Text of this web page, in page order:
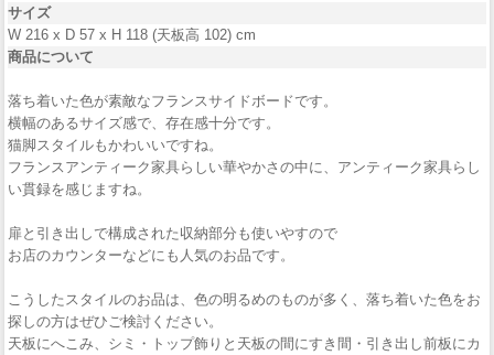
サイズ
W 216 x D 57 x H 118 (天板高 102) cm
商品について
落ち着いた色が素敵なフランスサイドボードです。
横幅のあるサイズ感で、存在感十分です。
猫脚スタイルもかわいいですね。
フランスアンティーク家具らしい華やかさの中に、アンティーク家具らし
い貫録を感じますね。
扉と引き出しで構成された収納部分も使いやすので
お店のカウンターなどにも人気のお品です。
こうしたスタイルのお品は、色の明るめのものが多く、落ち着いた色をお
探しの方はぜひご検討ください。
天板にへこみ、シミ・トップ飾りと天板の間にすき間・引き出し前板にカ